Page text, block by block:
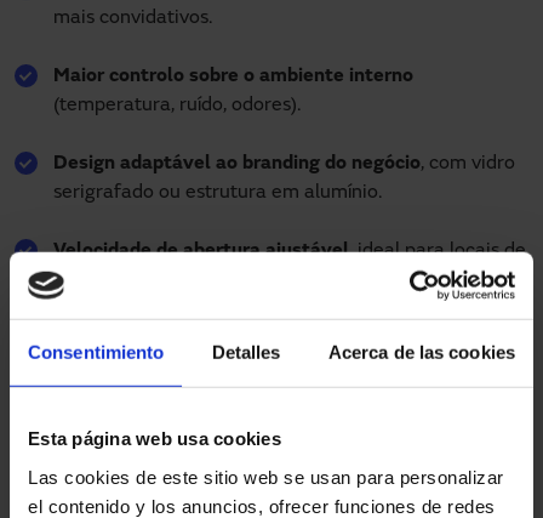
Consentimiento Detalles Acerca de las cookies
Esta página web usa cookies
Las cookies de este sitio web se usan para personalizar
el contenido y los anuncios, ofrecer funciones de redes
mais convidativos.
Maior controlo sobre o ambiente interno
(temperatura, ruído, odores).
Design adaptável ao branding do negócio, com vidro
serigrafado ou estrutura em alumínio.
Velocidade de abertura ajustável, ideal para locais de
tráfego elevado.
Segundo os profissionais da Manusa, “em grandes
significativamente a logísticae reduz o esforço físico das
equipas operacionais, criando um ambiente de trabalho
mais seguro” .